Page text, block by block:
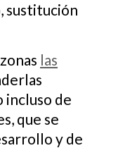
sustitución
las
incluso de
que se
y de